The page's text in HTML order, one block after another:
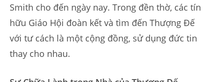
Smith cho đến ngày nay. Trong đền thờ, các tín
hữu Giáo Hội đoàn kết và tìm đến Thượng Đế
với tư cách là một cộng đồng, sử dụng đức tin
thay cho nhau.